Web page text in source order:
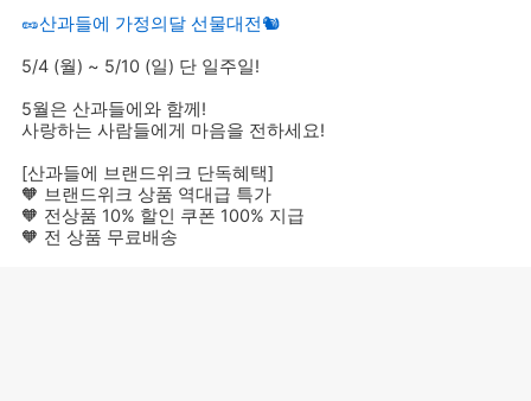
🥜산과들에 가정의달 선물대전🐿️
5/4 (월) ~ 5/10 (일) 단 일주일!
5월은 산과들에와 함께!
사랑하는 사람들에게 마음을 전하세요!
[산과들에 브랜드위크 단독혜택]
🧡 브랜드위크 상품 역대급 특가
🧡 전상품 10% 할인 쿠폰 100% 지급
🧡 전 상품 무료배송